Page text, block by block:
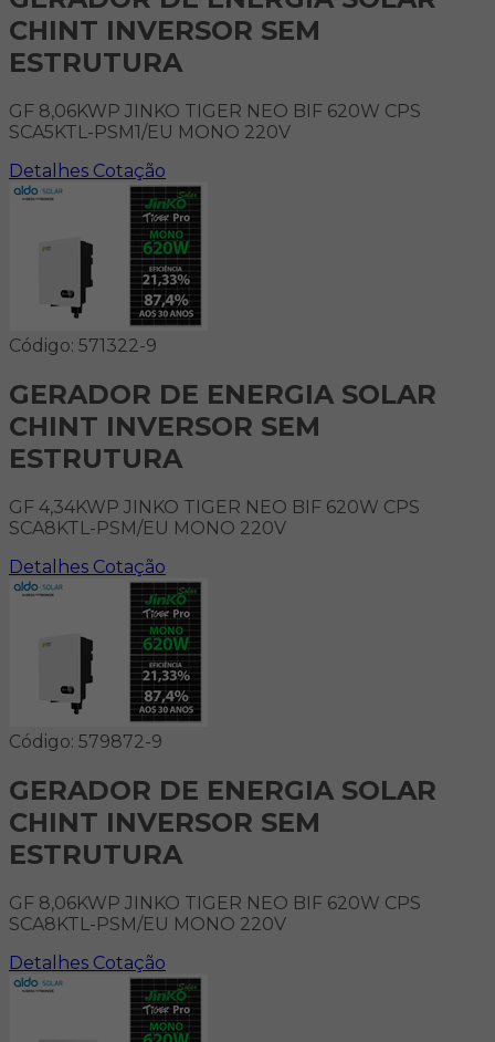
CHINT INVERSOR SEM
ESTRUTURA
GF 8,06KWP JINKO TIGER NEO BIF 620W CPS
SCA5KTL-PSM1/EU MONO 220V
Detalhes Cotação
Código: 571322-9
GERADOR DE ENERGIA SOLAR
CHINT INVERSOR SEM
ESTRUTURA
GF 4,34KWP JINKO TIGER NEO BIF 620W CPS
SCA8KTL-PSM/EU MONO 220V
Detalhes Cotação
Código: 579872-9
GERADOR DE ENERGIA SOLAR
CHINT INVERSOR SEM
ESTRUTURA
GF 8,06KWP JINKO TIGER NEO BIF 620W CPS
SCA8KTL-PSM/EU MONO 220V
Detalhes Cotação